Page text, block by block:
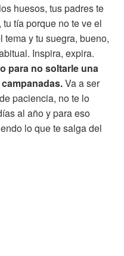
huesos, tus padres te
tía porque no te ve el
y tu suegra, bueno,
Inspira, expira.
para no soltarle una
Va a ser
paciencia, no te lo
al año y para eso
lo que te salga del